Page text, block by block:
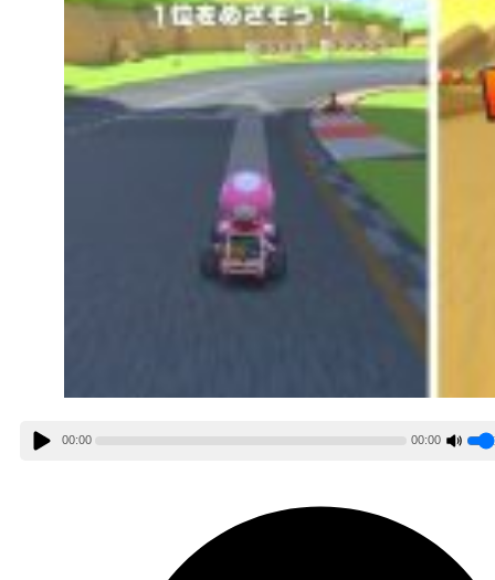
00:00 00:00